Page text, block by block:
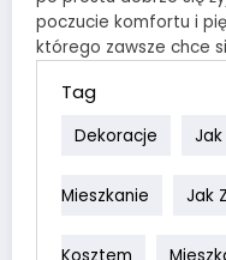
poczucie komfortu i
którego zawsze chce
Tag
Dekoracje Jak
Mieszkanie Jak
Kosztem